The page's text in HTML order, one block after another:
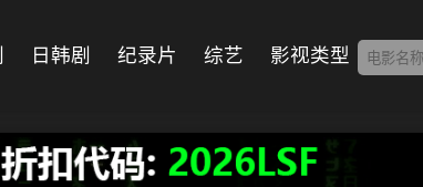
日韩剧 纪录片 综艺 影视类型